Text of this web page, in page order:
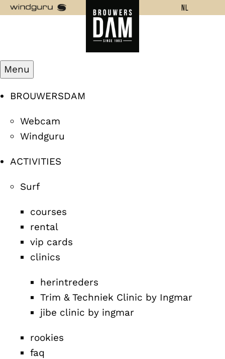
NL
Menu
BROUWERSDAM
Webcam
Windguru
ACTIVITIES
Surf
courses
rental
vip cards
clinics
herintreders
Trim & Techniek Clinic by Ingmar
jibe clinic by ingmar
rookies
faq